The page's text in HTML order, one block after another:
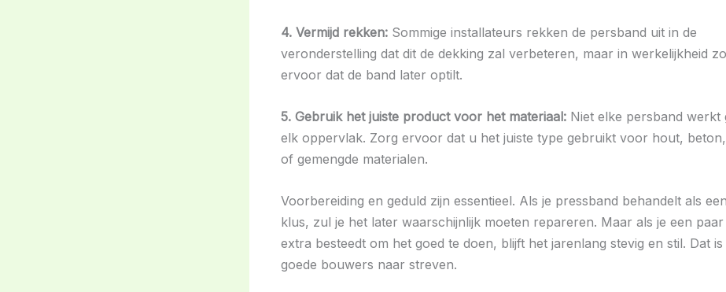
4. Vermijd rekken: Sommige installateurs rekken de persband uit in de
veronderstelling dat dit de dekking zal verbeteren, maar in werkelijkheid
ervoor dat de band later optilt.
5. Gebruik het juiste product voor het materiaal: Niet elke persband werkt
elk oppervlak. Zorg ervoor dat u het juiste type gebruikt voor hout,
of gemengde materialen.
Voorbereiding en geduld zijn essentieel. Als je pressband behandelt als
klus, zul je het later waarschijnlijk moeten repareren. Maar als je een
extra besteedt om het goed te doen, blijft het jarenlang stevig en stil. Dat
goede bouwers naar streven.